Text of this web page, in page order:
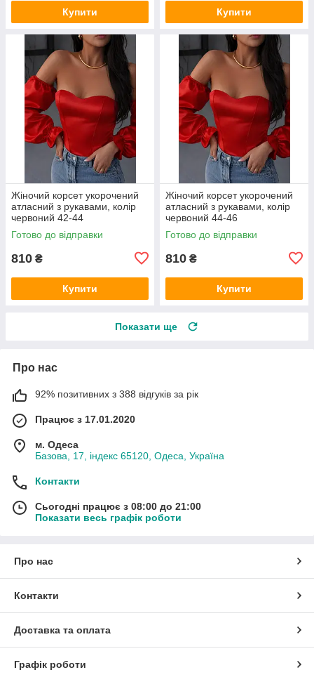
Купити Купити
Жіночий корсет укорочений
атласний з рукавами, колір
червоний 42-44
Готово до відправки
810 ₴
Купити
Жіночий корсет укорочений
атласний з рукавами, колір
червоний 44-46
Готово до відправки
810 ₴
Купити
Показати ще
Про нас
92% позитивних з 388 відгуків за рік
Працює з 17.01.2020
м. Одеса
Базова, 17, індекс 65120, Одеса, Україна
Контакти
Сьогодні працює з 08:00 до 21:00
Показати весь графік роботи
Про нас
Контакти
Доставка та оплата
Графік роботи